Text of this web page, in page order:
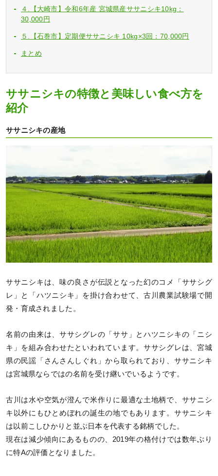
４.【大崎市】令和6年産 宮城県産ササニシキ10kg：
30,000円
５.【石巻市】定期便ササニシキ 10kg×3回：70,000円
まとめ
ササニシキの特徴と美味しい食べ方を
紹介
ササニシキの産地
ササニシキは、味の良さが伝説となった幻のコメ「ササシグ
レ」と「ハツニシキ」を掛け合わせて、古川農業試験場で開
発・育成されました。
名前の由来は、ササシグレの「ササ」とハツニシキの「ニシ
キ」を組み合わせたといわれています。ササシグレは、宮城
県の民謡「さんさんしぐれ」から取られており、ササニシキ
は宮城県ならではの名前を受け継いでいるようです。
古川は水や空気が澄んで米作りに最適な土地柄で、ササニシ
キ以外にもひとめぼれの誕生の地でもあります。ササニシキ
は以前こしひかりと並ぶ日本を代表する銘柄でした。
現在は減少傾向にあるものの、2019年の格付けでは数年ぶり
に特Aの評価となりました。